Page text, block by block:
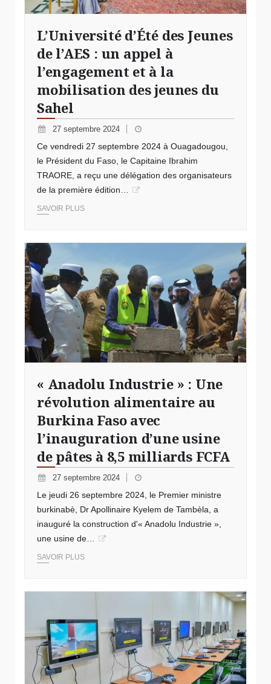
L’Université d’Été des Jeunes
de l’AES : un appel à
l’engagement et à la
mobilisation des jeunes du
Sahel
27 septembre 2024
Ce vendredi 27 septembre 2024 à Ouagadougou,
le Président du Faso, le Capitaine Ibrahim
TRAORE, a reçu une délégation des organisateurs
de la première édition…
SAVOIR PLUS
« Anadolu Industrie » : Une
révolution alimentaire au
Burkina Faso avec
l’inauguration d’une usine
de pâtes à 8,5 milliards FCFA
27 septembre 2024
Le jeudi 26 septembre 2024, le Premier ministre
burkinabè, Dr Apollinaire Kyelem de Tambèla, a
inauguré la construction d'« Anadolu Industrie »,
une usine de…
SAVOIR PLUS